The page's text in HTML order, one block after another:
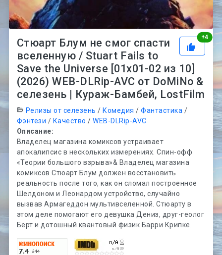
+4
Стюарт Блум не смог спасти
вселенную / Stuart Fails to
Save the Universe [01x01-02 из 10]
(2026) WEB-DLRip-AVC от DoMiNo &
селезень | Кураж-Бамбей, LostFilm
Релизы от селезень / Комедия /Фантастика /
Фэнтези / Качество /WEB-DLRip-AVC
Описание:
Владелец магазина комиксов устраивает
апокалипсис в нескольких измерениях. Спин-офф
«Теории большого взрыва»& Владелец магазина
комиксов Стюарт Блум должен восстановить
реальность после того, как он сломал построенное
Шелдоном и Леонардом устройство, случайно
вызвав Армагеддон мультивселенной. Стюарту в
этом деле помогают его девушка Дениз, друг-геолог
Берт и дотошный квантовый физик Барри Крипке.